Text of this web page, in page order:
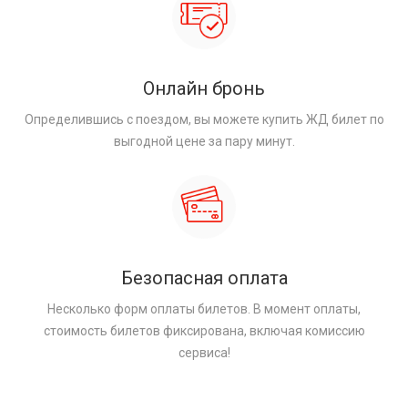
Онлайн бронь
Определившись с поездом, вы можете купить ЖД билет по
выгодной цене за пару минут.
Безопасная оплата
Несколько форм оплаты билетов. В момент оплаты,
стоимость билетов фиксирована, включая комиссию
сервиса!